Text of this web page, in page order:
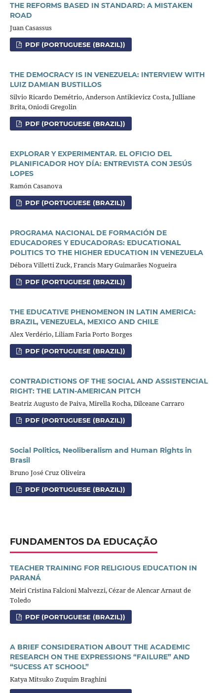
THE REFORMS BASED IN STANDARD: A MISTAKEN
ROAD
Juan Casassus
PDF (PORTUGUESE (BRAZIL))
THE DEMOCRACY IS IN VENEZUELA: INTERVIEW WITH
LUIZ DAMIAN BUSTILLOS
Silvio Ricardo Demétrio, Anderson Antikievicz Costa, Julliane
Brita, Oniodi Gregolin
PDF (PORTUGUESE (BRAZIL))
EXPLORAR Y EXPERIMENTAR. EL OFICIO DEL
PLANIFICADOR HOY DÍA: ENTREVISTA CON JESÚS
LOPES
Ramón Casanova
PDF (PORTUGUESE (BRAZIL))
PROGRAMA NACIONAL DE FORMACIÓN DE
EDUCADORES Y EDUCADORAS: EDUCATIONAL
POLITICS TO THE HIGHER EDUCATION IN VENEZUELA
Débora Villetti Zuck, Francis Mary Guimarães Nogueira
PDF (PORTUGUESE (BRAZIL))
THE EDUCATIVE PHENOMENON IN LATIN AMERICA:
BRAZIL, VENEZUELA, MEXICO AND CHILE
Alex Verdério, Liliam Faria Porto Borges
PDF (PORTUGUESE (BRAZIL))
CONTRADICTIONS OF THE SOCIAL AND ASSISTENCIAL
RIGHT: THE LATIN-AMERICAN PITCH
Beatriz Augusto de Paiva, Mirella Rocha, Dilceane Carraro
PDF (PORTUGUESE (BRAZIL))
Social Politics, Neoliberalism and Human Rights in
Brasil
Bruno José Cruz Oliveira
PDF (PORTUGUESE (BRAZIL))
FUNDAMENTOS DA EDUCAÇÃO
TEACHER TRAINING FOR RELIGIOUS EDUCATION IN
PARANÁ
Meiri Cristina Falcioni Malvezzi, Cézar de Alencar Arnaut de
Toledo
PDF (PORTUGUESE (BRAZIL))
A BRIEF CONSIDERATION ABOUT THE ACADEMIC
RESEARCH ON THE EXPRESSIONS “FAILURE” AND
“SUCESS AT SCHOOL”
Katya Mitsuko Zuquim Braghini